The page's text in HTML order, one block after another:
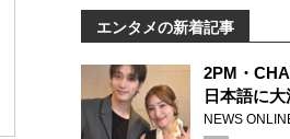
エンタメの新着記事
2PM・
日本語に
NEWS